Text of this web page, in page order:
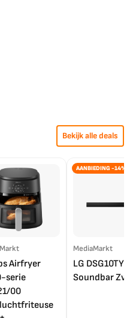
Bekijk alle deals
Airfryer
serie
00
AANBIEDING -14%
MediaMarkt
LG DSG10TY
Soundbar